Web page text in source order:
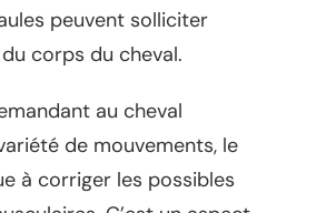
peuvent solliciter
corps du cheval.
au cheval
de mouvements, le
à corriger les possibles